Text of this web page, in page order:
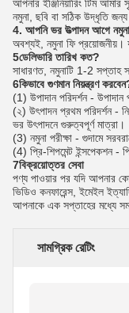
আপনার ইঞ্জিনিয়ারিং টিম
নমুনা, ছবি বা সঠিক উদ্ধৃতি
4. আপনি ভর উত্পাদন আগে
অবশ্যই, নমুনা ফি প্রয়োজনীয়।
5ডেলিভারি তারিখ কত?
সাধারণত, নমুনাটি 1-2 সপ্তাহ
6কিভাবে গুণমান নিয়ন্ত্রণ
(1) উপাদান পরিদর্শন - উপাদান
(২) উৎপাদন প্রথম পরিদর্শন -
ভর উৎপাদনে গুরুত্বপূর্ণ মাত্রা।
(3) নমুনা পরীক্ষা - গুদামে
(4) প্রি-শিপমেন্ট ইন্সপেকশন -
7বিক্রয়োত্তর সেবা
পণ্য পাওয়ার পর যদি আপনার
ভিডিও কনফারেন্স, ইমেইল
আপনাকে এক সপ্তাহের মধ্যে
সামগ্রিক রেটিং